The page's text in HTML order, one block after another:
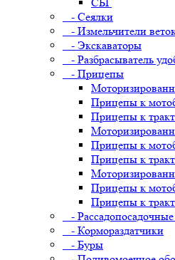
- Сеялки
- Измельчители
- Экскаваторы
- Разбрасыватель
- Прицепы
Прицепы к
Прицепы к
Прицепы к
Прицепы к
Прицепы к
Прицепы к
-
- Кормораздатчики
- Буры